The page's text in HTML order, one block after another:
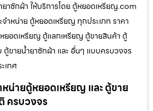
าซักผ้า ให้บริการโดย ตู้หยอดเหรียญ.com
ำหน่าย ตู้หยอดเหรียญ ทุกประเภท ราคา
หยอดเหรียญ ตู้แลกเหรียญ ตู้ขายสินค้า ตู้
ขายน้ำยาซักผ้า และ อื่นๆ แบบครบวงจร
เทศ
น่ายตู้หยอดเหรียญ และ ตู้ขาย
ครบวงจร